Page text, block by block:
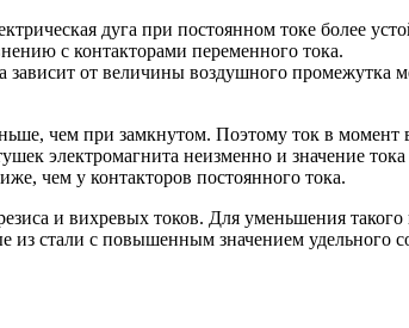
дуга при постоянном токе более
с контакторами переменного тока.
зависит от величины воздушного
чем при замкнутом. Поэтому ток в
электромагнита неизменно и значение
чем у контакторов постоянного тока.
и вихревых токов. Для уменьшения
стали с повышенным значением удельного